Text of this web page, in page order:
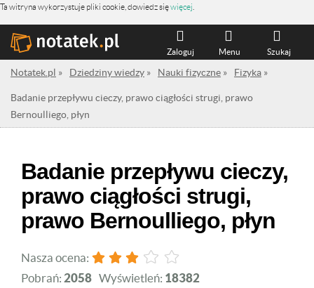
Ta witryna wykorzystuje pliki cookie, dowiedz sięwięcej
Szukaj
Menu
Zaloguj
Notatek.pl » Dziedziny wiedzy » Nauki fizyczne » Fizyka »
Badanie przepływu cieczy, prawo ciągłości strugi, prawo
Bernoulliego, płyn
Badanie przepływu cieczy,
prawo ciągłości strugi,
prawo Bernoulliego, płyn
Nasza ocena:
Pobrań: 2058 Wyświetleń: 18382